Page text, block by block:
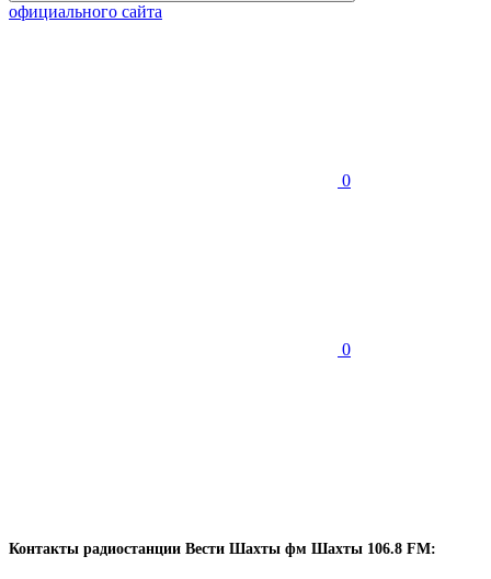
официального сайта
0
0
Контакты радиостанции Вести Шахты фм Шахты 106.8 FM: